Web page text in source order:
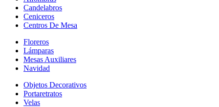
Candelabros
Ceniceros
Centros De Mesa
Floreros
Lámparas
Mesas Auxiliares
Navidad
Objetos Decorativos
Portaretratos
Velas